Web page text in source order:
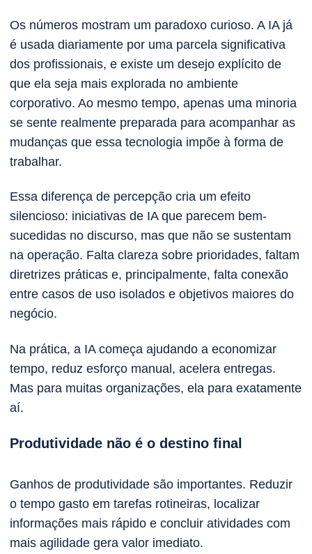
Os números mostram um paradoxo curioso. A IA já
é usada diariamente por uma parcela significativa
dos profissionais, e existe um desejo explícito de
que ela seja mais explorada no ambiente
corporativo. Ao mesmo tempo, apenas uma minoria
se sente realmente preparada para acompanhar as
mudanças que essa tecnologia impõe à forma de
trabalhar.
Essa diferença de percepção cria um efeito
silencioso: iniciativas de IA que parecem bem-
sucedidas no discurso, mas que não se sustentam
na operação. Falta clareza sobre prioridades, faltam
diretrizes práticas e, principalmente, falta conexão
entre casos de uso isolados e objetivos maiores do
negócio.
Na prática, a IA começa ajudando a economizar
tempo, reduz esforço manual, acelera entregas.
Mas para muitas organizações, ela para exatamente
aí.
Produtividade não é o destino final
Ganhos de produtividade são importantes. Reduzir
o tempo gasto em tarefas rotineiras, localizar
informações mais rápido e concluir atividades com
mais agilidade gera valor imediato.